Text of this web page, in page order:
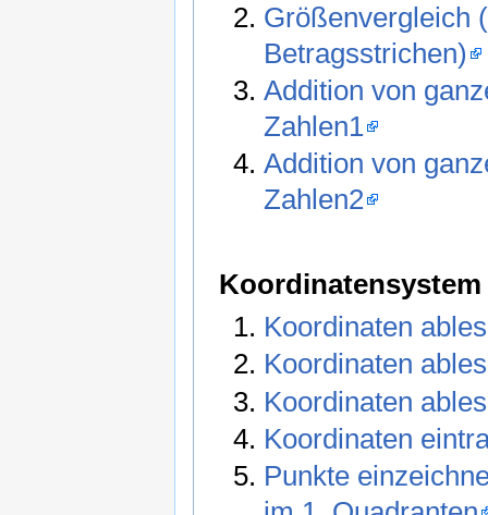
Größenvergleich
Betragsstrichen)
Addition von
Zahlen1
Addition von
Zahlen2
Koordinatensystem
Koordinaten
Koordinaten
Koordinaten
Koordinaten
Punkte